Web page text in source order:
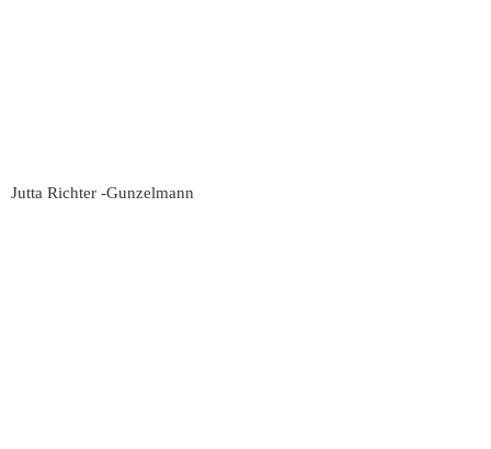
Jutta Richter -Gunzelmann